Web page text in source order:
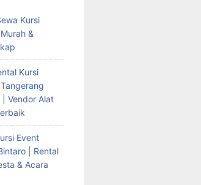
Kursi
&
Kursi
| Vendor Alat
Event
| Rental
& Acara